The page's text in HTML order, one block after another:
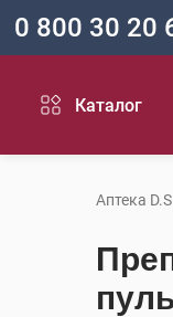
0 800 30 20
Каталог
Аптека D.S.